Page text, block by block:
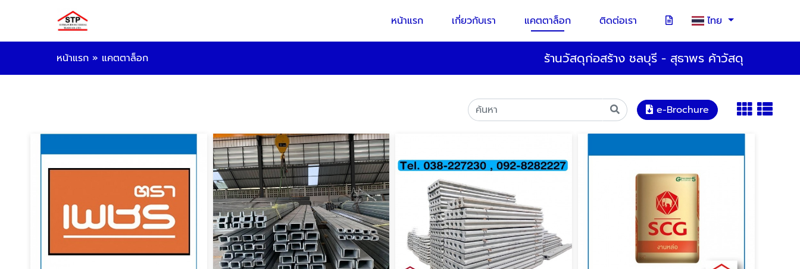
หน้าแรก เกี่ยวกับเรา แคตตาล็อก ติดต่อเรา ไทย
หน้าแรก » แคตตาล็อก ร้านวัสดุก่อสร้าง ชลบุรี - สุธาพร ค้าวัสดุ
e-Brochure